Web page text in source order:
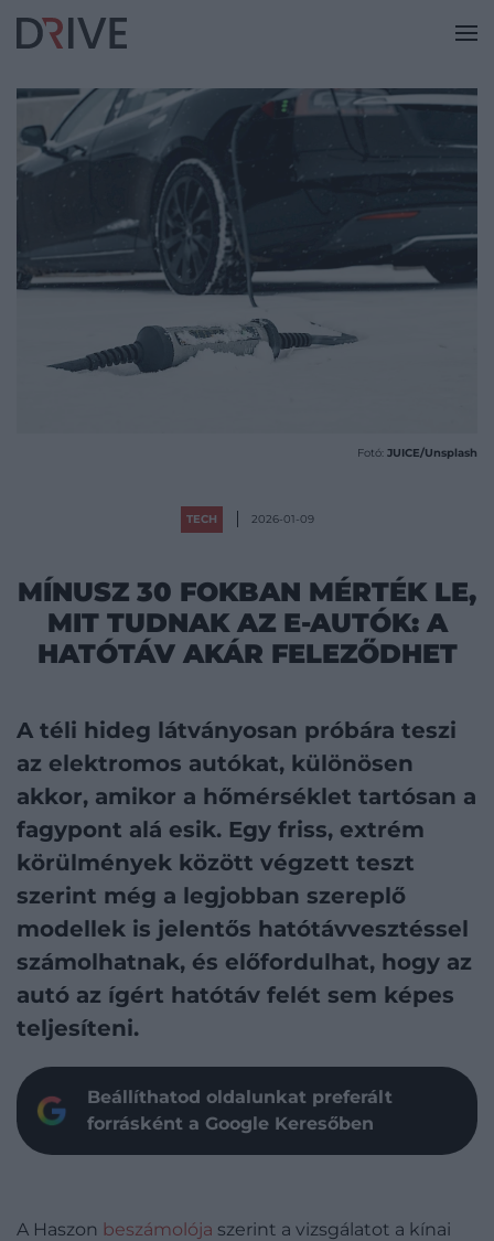
Fotó: JUICE/Unsplash
TECH 2026-01-09
MÍNUSZ 30 FOKBAN MÉRTÉK LE,
MIT TUDNAK AZ E-AUTÓK: A
HATÓTÁV AKÁR FELEZŐDHET
A téli hideg látványosan próbára teszi
az elektromos autókat, különösen
akkor, amikor a hőmérséklet tartósan a
fagypont alá esik. Egy friss, extrém
körülmények között végzett teszt
szerint még a legjobban szereplő
modellek is jelentős hatótávvesztéssel
számolhatnak, és előfordulhat, hogy az
autó az ígért hatótáv felét sem képes
teljesíteni.
Beállíthatod oldalunkat preferált
forrásként a Google Keresőben
A Haszon beszámolója szerint a vizsgálatot a kínai